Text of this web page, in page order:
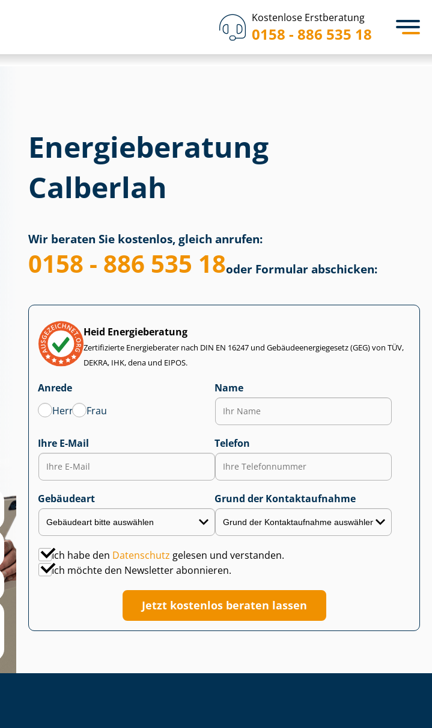
Kostenlose Erstberatung
0158 - 886 535 18
Energieberatung
Calberlah
Wir beraten Sie kostenlos, gleich anrufen:
0158 - 886 535 18oder Formular abschicken:
Heid Energieberatung
Zertifizierte Energieberater nach DIN EN 16247 und Ge­bäu­de­en­er­gie­ge­setz (GEG) von TÜV,
DEKRA, IHK, dena und EIPOS.
Anrede
Herr
Frau
Name
Ihre E-Mail Telefon
Gebäudeart Grund der Kontaktaufnahme
Ich habe den Datenschutz gelesen und verstanden.
Ich möchte den Newsletter abonnieren.
Jetzt kostenlos beraten lassen